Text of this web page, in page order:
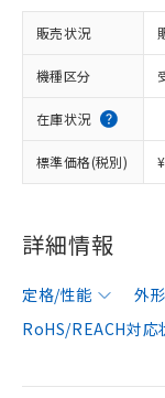
販売状況
機種区分
在庫状況
標準価格(税別)
詳細情報
定格/性能 外
RoHS/REACH対応